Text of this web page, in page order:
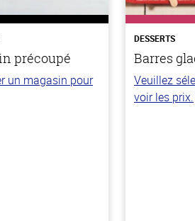
précoupé
un magasin pour
DESSERTS
Barres
Veuillez
voir les prix.